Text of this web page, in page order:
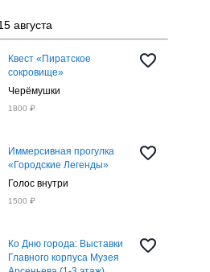
августа
Квест «Пиратское
сокровище»
Черёмушки
1800 ₽
Иммерсивная прогулка
«Городские Легенды»
Голос внутри
1500 ₽
Ко Дню города: Выставки
Главного корпуса Музея